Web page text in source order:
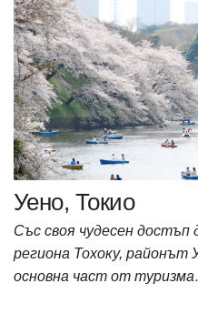
Уено, Токио
Със своя чудесен
региона Тохоку, районът
основна част от